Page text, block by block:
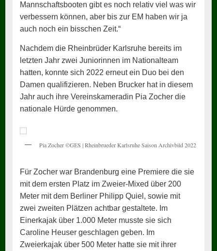
Mannschaftsbooten gibt es noch relativ viel was wir
verbessern können, aber bis zur EM haben wir ja
auch noch ein bisschen Zeit.“
Nachdem die Rheinbrüder Karlsruhe bereits im
letzten Jahr zwei Juniorinnen im Nationalteam
hatten, konnte sich 2022 erneut ein Duo bei den
Damen qualifizieren. Neben Brucker hat in diesem
Jahr auch ihre Vereinskameradin Pia Zocher die
nationale Hürde genommen.
Pia Zocher ©GES | Rheinbrueder Karlsruhe Saison Archivbild 2022
Für Zocher war Brandenburg eine Premiere die sie
mit dem ersten Platz im Zweier-Mixed über 200
Meter mit dem Berliner Philipp Quiel, sowie mit
zwei zweiten Plätzen achtbar gestaltete. Im
Einerkajak über 1.000 Meter musste sie sich
Caroline Heuser geschlagen geben. Im
Zweierkajak über 500 Meter hatte sie mit ihrer